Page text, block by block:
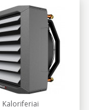
Kaloriferiai